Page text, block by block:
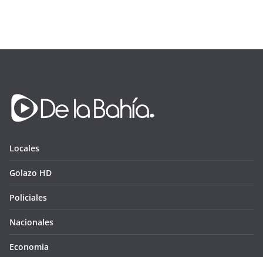
Locales
Golazo HD
Policiales
Nacionales
Economia